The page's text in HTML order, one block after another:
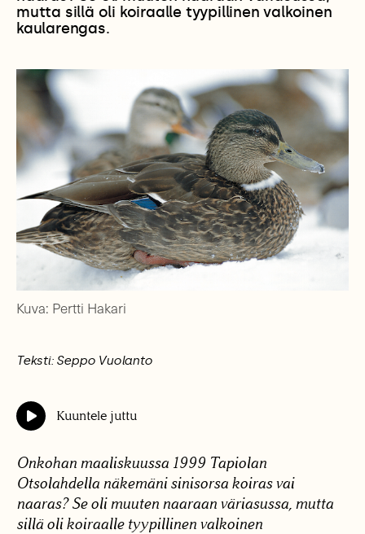
mutta sillä oli koiraalle tyypillinen valkoinen
kaularengas.
Kuva: Pertti Hakari
Teksti: Seppo Vuolanto
Kuuntele juttu
Onkohan maaliskuussa 1999 Tapiolan
Otsolahdella näkemäni sinisorsa koiras vai
naaras? Se oli muuten naaraan väriasussa, mutta
sillä oli koiraalle tyypillinen valkoinen